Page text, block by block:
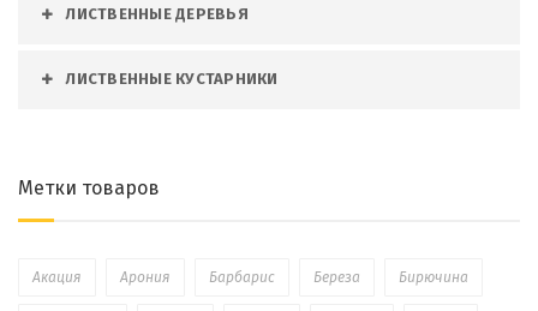
ЛИСТВЕННЫЕ ДЕРЕВЬЯ
ЛИСТВЕННЫЕ КУСТАРНИКИ
Метки товаров
Акация Арония Барбарис Береза Бирючина